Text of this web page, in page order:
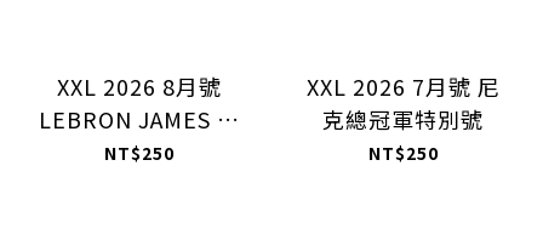
XXL 2026 8月號
LEBRON JAMES 傳
奇旅程還在延續
NT$250
XXL 2026 7月號 尼
克總冠軍特別號
NT$250